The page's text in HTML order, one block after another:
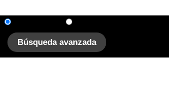
Búsqueda avanzada